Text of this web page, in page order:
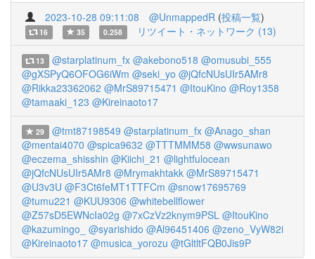
2023-10-28 09:11:08 @UnmappedR (投稿一覧)
16 35 0.258 リツイート・ネットワーク (13)
13 @starplatinum_fx @akebono518 @omusubi_555
@gXSPyQ6OFOG6iWm @seki_yo @jQfcNUsUIr5AMr8
@Rikka23362062 @MrS89715471 @ItouKino @Roy1358
@tamaaki_123 @Kireinaoto17
29 @tmt87198549 @starplatinum_fx @Anago_shan
@mentai4070 @spica9632 @TTTMMM58 @wwsunawo
@eczema_shisshin @Kiichi_21 @lightfulocean
@jQfcNUsUIr5AMr8 @Mrymakhtakk @MrS89715471
@U3v3U @F3Ct6feMT1TTFCm @snow17695769
@tumu221 @KUU9306 @whitebellflower
@Z57sD5EWNcIa02g @7xCzVz2knym9PSL @ItouKino
@kazumingo_
@syarishido @Al96451406 @zeno_VyW82i
@Kireinaoto17 @musica_yorozu @tGltltFQB0Jis9P